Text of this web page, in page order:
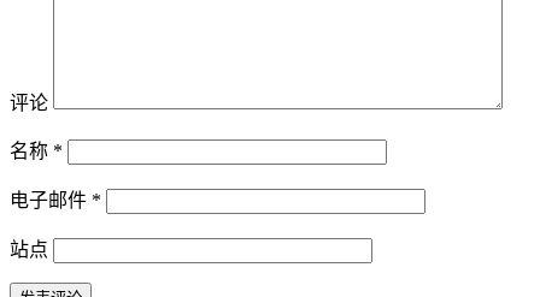
评论
名称 *
电子邮件 *
站点